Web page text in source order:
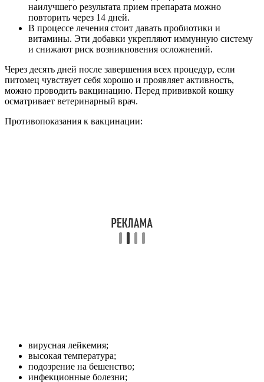
наилучшего результата прием препарата можно
повторить через 14 дней.
В процессе лечения стоит давать пробиотики и
витамины. Эти добавки укрепляют иммунную систему
и снижают риск возникновения осложнений.
Через десять дней после завершения всех процедур, если
питомец чувствует себя хорошо и проявляет активность,
можно проводить вакцинацию. Перед прививкой кошку
осматривает ветеринарный врач.
Противопоказания к вакцинации:
вирусная лейкемия;
высокая температура;
подозрение на бешенство;
инфекционные болезни;